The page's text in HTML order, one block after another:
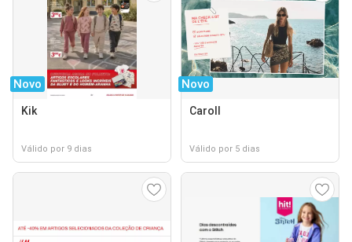
Novo
Kik
Válido por 9 dias
Novo
Caroll
Válido por 5 dias